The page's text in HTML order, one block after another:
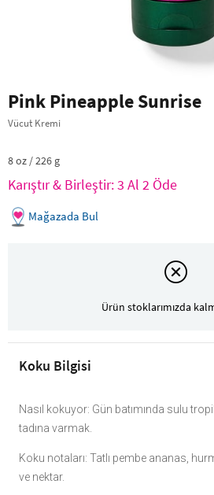
Pink Pineapple Sunrise
Vücut Kremi
8 oz / 226 g
Karıştır & Birleştir: 3 Al 2 Öde
Mağazada Bul
Ürün stoklarımızda
Koku Bilgisi
Nasıl kokuyor: Gün batımında sulu
tadına varmak.
Koku notaları: Tatlı pembe ananas,
ve nektar.